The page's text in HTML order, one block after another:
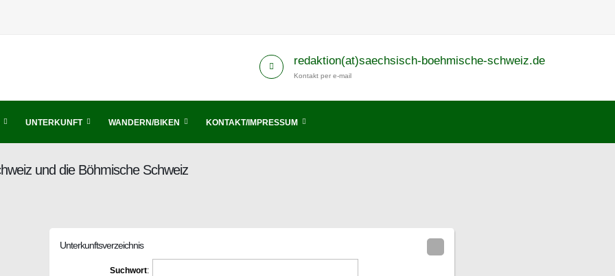
redaktion(at)saechsisch-boehmische-schweiz.de
Kontakt per e-mail
UNTERKUNFT WANDERN/BIKEN KONTAKT/IMPRESSUM
und die Böhmische Schweiz
Unterkunftsverzeichnis
Suchwort: